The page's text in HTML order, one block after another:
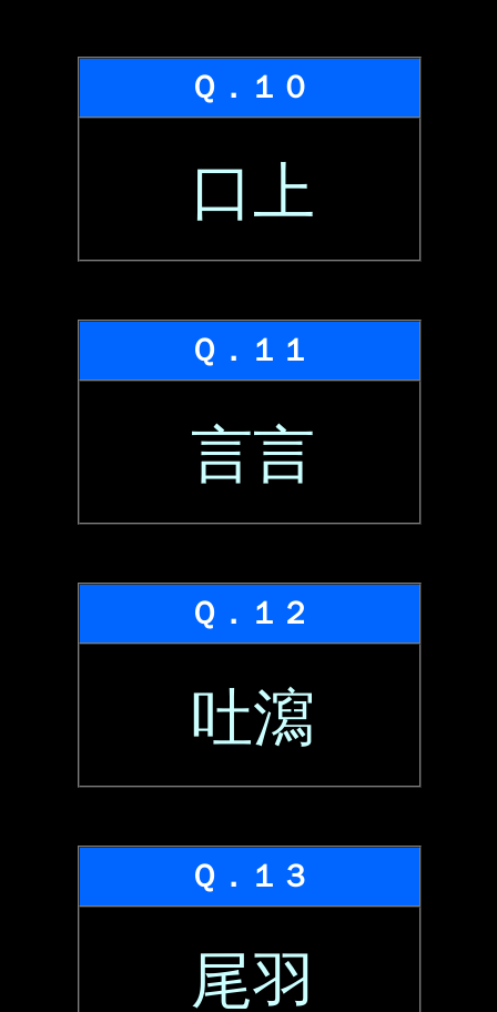
Ｑ．１０
口上
Ｑ．１１
言言
Ｑ．１２
吐瀉
Ｑ．１３
尾羽